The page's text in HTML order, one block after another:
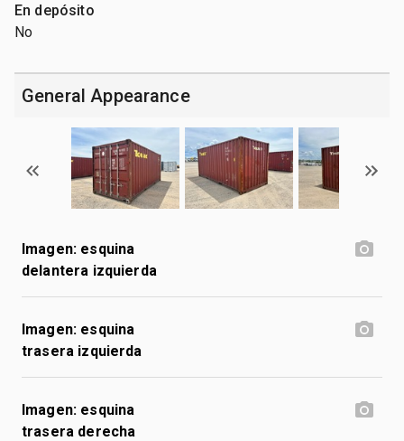
En depósito
No
General Appearance
Imagen: esquina
delantera izquierda
Imagen: esquina
trasera izquierda
Imagen: esquina
trasera derecha